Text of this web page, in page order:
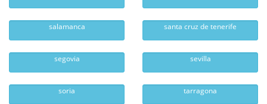
salamanca santa cruz de tenerife
segovia sevilla
soria tarragona